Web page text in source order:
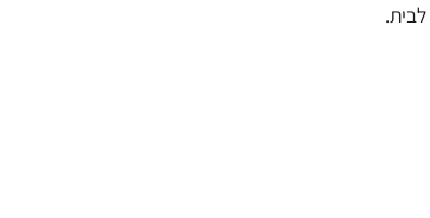
יותר נגיש, יותר מזמין, ויותר נעים.
טרייה כל פעם מחדש.